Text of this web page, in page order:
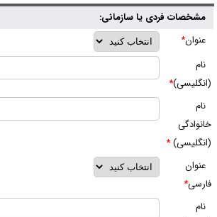
فردی یا سازمانی:
*
*
*
*